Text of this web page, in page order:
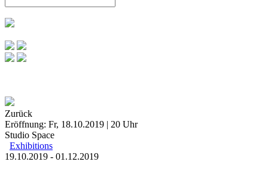
Zurück
Eröffnung: Fr, 18.10.2019 | 20 Uhr
Studio Space
Exhibitions
19.10.2019 - 01.12.2019